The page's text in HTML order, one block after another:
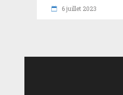
6 juillet 2023